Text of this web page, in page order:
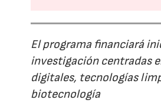
El programa financiará
investigación centradas
digitales, tecnologías
biotecnología